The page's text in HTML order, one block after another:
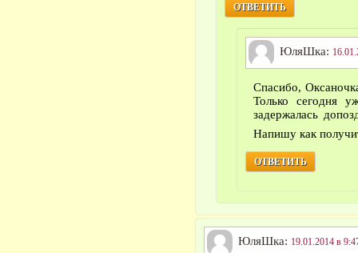
ОТВЕТИТЬ
ЮляШка:
Спасибо,
Только сегодня
задержалась
Напишу как
ОТВЕТИТЬ
ЮляШка: 19.01.2014 в